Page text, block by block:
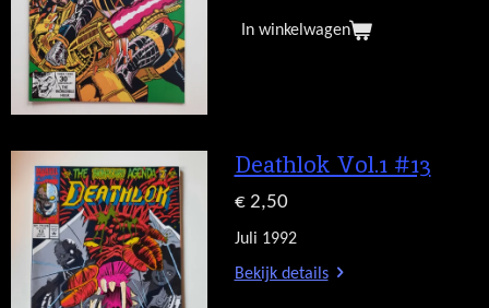
In winkelwagen
Deathlok Vol.1 #13
€ 2,50
Juli 1992
Bekijk details